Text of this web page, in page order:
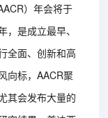
）年会将于
是成立最早、
全面、创新和高
向标，AACR聚
其会发布大量的